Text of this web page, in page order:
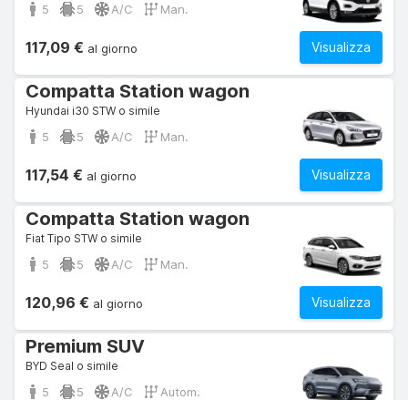
5 5 A/C Man.
Visualizza
117,09 € al giorno
Compatta Station wagon
Hyundai i30 STW o simile
5 5 A/C Man.
Visualizza
117,54 € al giorno
Compatta Station wagon
Fiat Tipo STW o simile
5 5 A/C Man.
Visualizza
120,96 € al giorno
Premium SUV
BYD Seal o simile
5 5 A/C Autom.